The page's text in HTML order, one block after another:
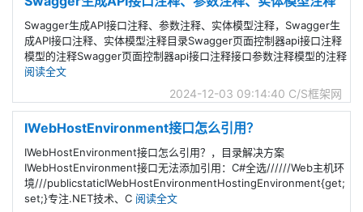
Swagger生成API接口注释、参数注释、实体模型注释，Swagger生
成API接口注释、实体模型注释目录Swagger页面控制器api接口注释
模型的注释Swagger页面控制器api接口注释接口参数注释模型的注释
阅读全文
2024-12-03 09:14:40 C/S框架网
IWebHostEnvironment接口怎么引用？
IWebHostEnvironment接口怎么引用？，目录解决方案
IWebHostEnvironment接口无法添加引用：C#全选//////Web主机环
境///publicstaticIWebHostEnvironmentHostingEnvironment{get;
set;}专注.NET技术、C 阅读全文